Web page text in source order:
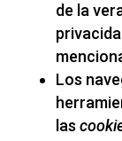
de la
Los
las